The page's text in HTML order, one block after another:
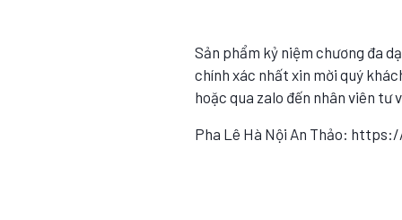
Sản phẩm kỷ niệm chương đa
chính xác nhất xin mời quý
hoặc qua zalo đến nhân viên tư
Pha Lê Hà Nội An Thảo: